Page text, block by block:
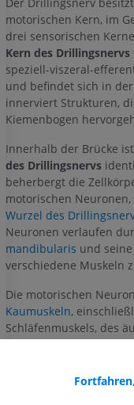
motorischen Kern, im
drei sensorischen
Kern des Drillingsnervs
speziell-viszeral-
und befindet sich in
innerviert Strukturen,
Kiemenbogen
Innerhalb der Brücke
des Drillingsnervs
beherbergt die
motorischen
Wurzel des
Neuronen verlaufen
mandibularis und
verschiedene Muskeln
Die motorischen
Kaumuskeln,
Schläfenmuskels, des
sowie des medialen
motorischen Kerns